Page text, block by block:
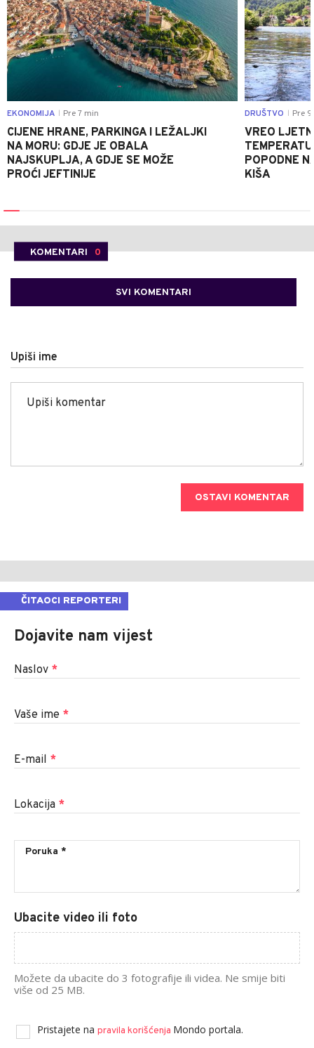
EKONOMIJA Pre 7 min
CIJENE HRANE, PARKINGA I LEŽALJKI
NA MORU: GDJE JE OBALA
NAJSKUPLJA, A GDJE SE MOŽE
PROĆI JEFTINIJE
DRUŠTVO Pre
VREO
POPODNE
KIŠA
KOMENTARI 0
SVI KOMENTARI
Upiši ime
OSTAVI KOMENTAR
ČITAOCI REPORTERI
Dojavite nam vijest
Naslov *
Vaše ime *
E-mail *
Lokacija *
Ubacite video ili foto
Možete da ubacite do 3 fotografije ili videa. Ne smije biti
više od 25 MB.
Pristajete na pravila korišćenja Mondo portala.